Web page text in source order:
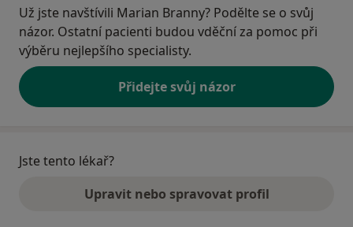
Už jste navštívili Marian Branny? Podělte se o svůj
názor. Ostatní pacienti budou vděční za pomoc při
výběru nejlepšího specialisty.
Přidejte svůj názor
Jste tento lékař?
Upravit nebo spravovat profil